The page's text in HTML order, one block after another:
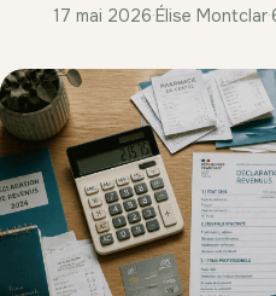
17 mai 2026·Élise Montclar·